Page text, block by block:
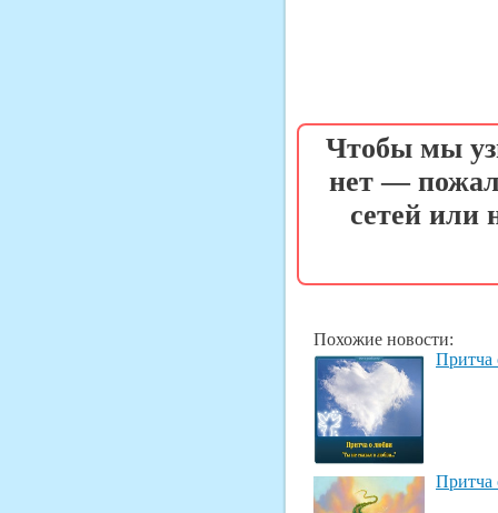
Чтобы мы
нет —
сетей или
Похожие новости:
Притча
Притча